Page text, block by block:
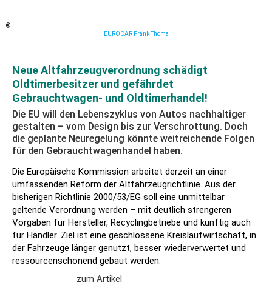
©
EUROCAR Frank Thoma
Neue Altfahrzeugverordnung schädigt
Oldtimerbesitzer und gefährdet
Gebrauchtwagen- und Oldtimerhandel!
Die EU will den Lebenszyklus von Autos nachhaltiger
gestalten – vom Design bis zur Verschrottung. Doch
die geplante Neuregelung könnte weitreichende Folgen
für den Gebrauchtwagenhandel haben.
Die Europäische Kommission arbeitet derzeit an einer
umfassenden Reform der Altfahrzeugrichtlinie. Aus der
bisherigen Richtlinie 2000/53/EG soll eine unmittelbar
geltende Verordnung werden – mit deutlich strengeren
Vorgaben für Hersteller, Recyclingbetriebe und künftig auch
für Händler. Ziel ist eine geschlossene Kreislaufwirtschaft, in
der Fahrzeuge länger genutzt, besser wiederverwertet und
ressourcenschonend gebaut werden.
zum Artikel